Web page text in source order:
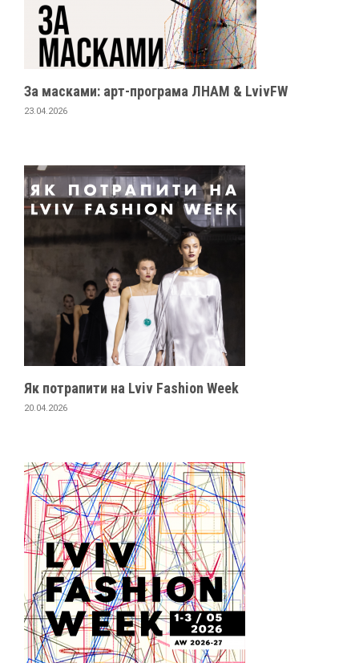
За масками: арт-програма ЛНАМ & LvivFW
23.04.2026
Як потрапити на Lviv Fashion Week
20.04.2026